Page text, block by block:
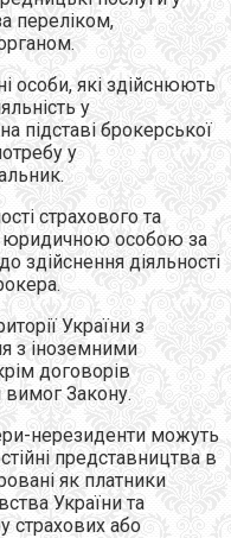
переліком,
особи, які здійснюють
у
підставі брокерської
у
страхового та
юридичною особою за
діяльності
України з
з іноземними
договорів
Закону.
нерезиденти можуть
представництва в
як платники
України та
страхових або